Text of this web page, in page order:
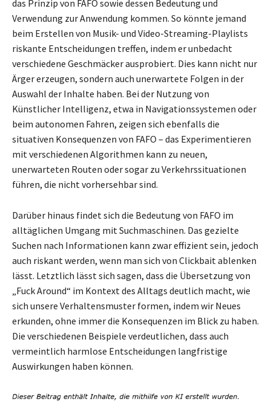
das Prinzip von FAFO sowie dessen Bedeutung und
Verwendung zur Anwendung kommen. So könnte jemand
beim Erstellen von Musik- und Video-Streaming-Playlists
riskante Entscheidungen treffen, indem er unbedacht
verschiedene Geschmäcker ausprobiert. Dies kann nicht nur
Ärger erzeugen, sondern auch unerwartete Folgen in der
Auswahl der Inhalte haben. Bei der Nutzung von
Künstlicher Intelligenz, etwa in Navigationssystemen oder
beim autonomen Fahren, zeigen sich ebenfalls die
situativen Konsequenzen von FAFO – das Experimentieren
mit verschiedenen Algorithmen kann zu neuen,
unerwarteten Routen oder sogar zu Verkehrssituationen
führen, die nicht vorhersehbar sind.
Darüber hinaus findet sich die Bedeutung von FAFO im
alltäglichen Umgang mit Suchmaschinen. Das gezielte
Suchen nach Informationen kann zwar effizient sein, jedoch
auch riskant werden, wenn man sich von Clickbait ablenken
lässt. Letztlich lässt sich sagen, dass die Übersetzung von
„Fuck Around“ im Kontext des Alltags deutlich macht, wie
sich unsere Verhaltensmuster formen, indem wir Neues
erkunden, ohne immer die Konsequenzen im Blick zu haben.
Die verschiedenen Beispiele verdeutlichen, dass auch
vermeintlich harmlose Entscheidungen langfristige
Auswirkungen haben können.